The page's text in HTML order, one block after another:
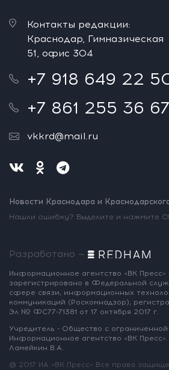
Контакты редакции:
Краснодар, Гимназическая
51, офис 304
+7 918 649 22
+7 861 255 36 67
vkkrd@mail.ru
Новости Краснодара и
Нашли ошибку? Выделите и нажмите
Разработано —
Информационное агентство «ВК Пресс»
зарегистрировано в Федеральной
сфере связи, информационных
коммуникаций (Роскомнадзор),
Эл № ФС77-71381 от 17 октября 2017 г.
Учредитель - Общество с ограниченной
Информационное агентство «ВК Пресс».
Ламейкин В.А.
@ 2017 ИА «ВК Пресс» Все права